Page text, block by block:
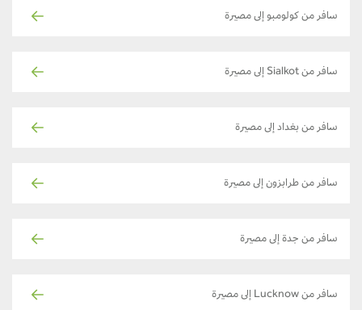
سافر من كولومبو إلى مصيرة
سافر من Sialkot إلى مصيرة
سافر من بغداد إلى مصيرة
سافر من طرابزون إلى مصيرة
سافر من جدة إلى مصيرة
سافر من Lucknow إلى مصيرة